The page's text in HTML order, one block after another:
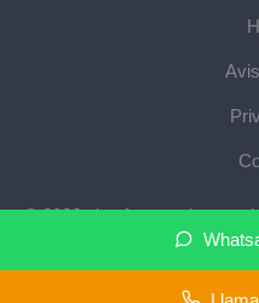
© 2026
salvaescaleras en